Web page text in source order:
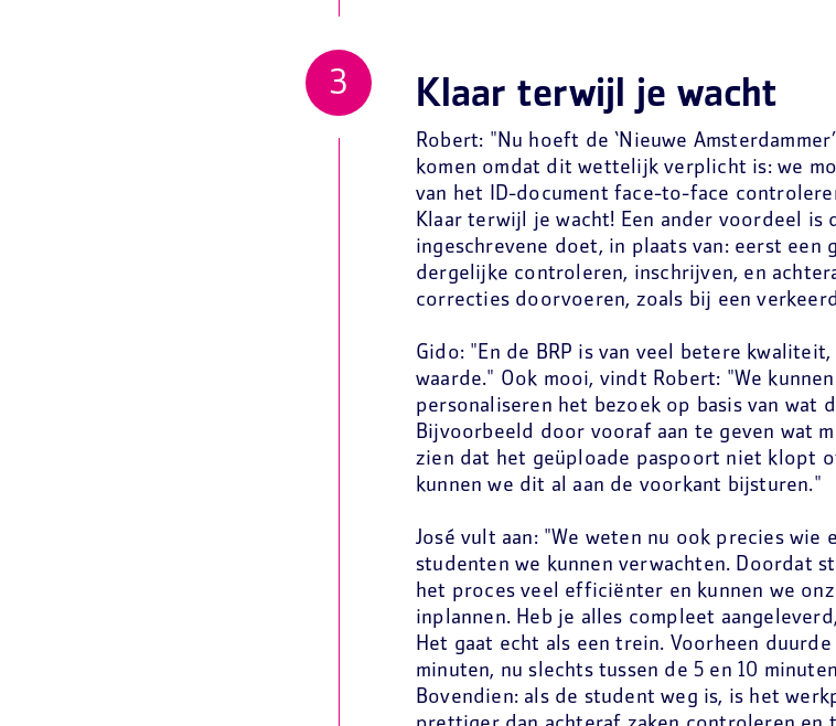
Klaar terwijl je wacht
Robert: "Nu hoeft de ‘Nieuwe
komen omdat dit wettelijk verplicht is: we
van het ID-document face-to-face
Klaar terwijl je wacht! Een ander voordeel is
ingeschrevene doet, in plaats van: eerst een
dergelijke controleren, inschrijven, en
correcties doorvoeren, zoals bij een
Gido: "En de BRP is van veel betere
waarde." Ook mooi, vindt Robert: "We
personaliseren het bezoek op basis van wat
Bijvoorbeeld door vooraf aan te geven wat
zien dat het geüploade paspoort niet klopt
kunnen we dit al aan de voorkant bijsturen."
José vult aan: "We weten nu ook precies wie
studenten we kunnen verwachten. Doordat
het proces veel efficiënter en kunnen we
inplannen. Heb je alles compleet
Het gaat echt als een trein. Voorheen
minuten, nu slechts tussen de 5 en 10
Bovendien: als de student weg is, is het